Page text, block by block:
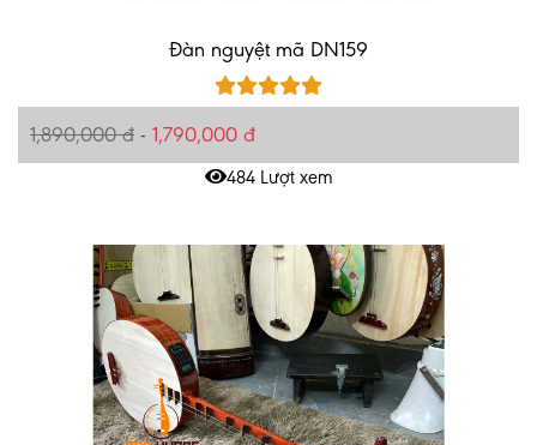
Đàn nguyệt mã DN159
1,890,000 đ - 1,790,000 đ
484 Lượt xem